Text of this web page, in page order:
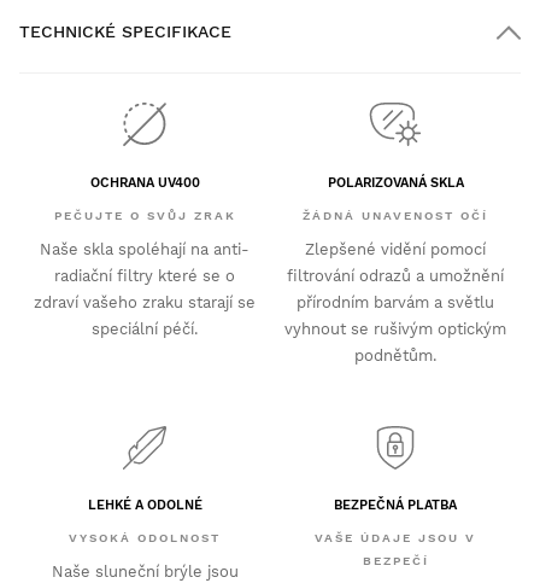
TECHNICKÉ SPECIFIKACE
OCHRANA UV400
PEČUJTE O SVŮJ ZRAK
Naše skla spoléhají na anti-
radiační filtry které se o
zdraví vašeho zraku starají se
speciální péčí.
POLARIZOVANÁ SKLA
ŽÁDNÁ UNAVENOST OČÍ
Zlepšené vidění pomocí
filtrování odrazů a umožnění
přírodním barvám a světlu
vyhnout se rušivým optickým
podnětům.
LEHKÉ A ODOLNÉ
VYSOKÁ ODOLNOST
Naše sluneční brýle jsou
BEZPEČNÁ PLATBA
VAŠE ÚDAJE JSOU V
BEZPEČÍ